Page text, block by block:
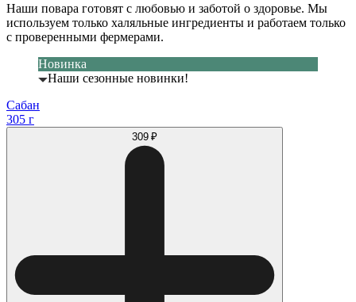
Наши повара готовят с любовью и заботой о здоровье. Мы
используем только халяльные ингредиенты и работаем только
с проверенными фермерами.
Новинка
Наши сезонные новинки!
Сабан
305 г
309 ₽